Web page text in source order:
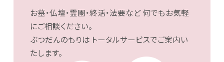
お墓・仏壇・霊園・終活・法要など何でもお気軽
にご相談ください。
ぶつだんのもりは トータルサービスでご案内い
たします。